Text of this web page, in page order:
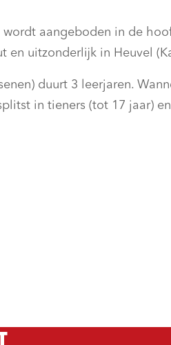
aangeboden in de
en uitzonderlijk in Heuvel
duurt 3 leerjaren.
in tieners (tot 17 jaar)